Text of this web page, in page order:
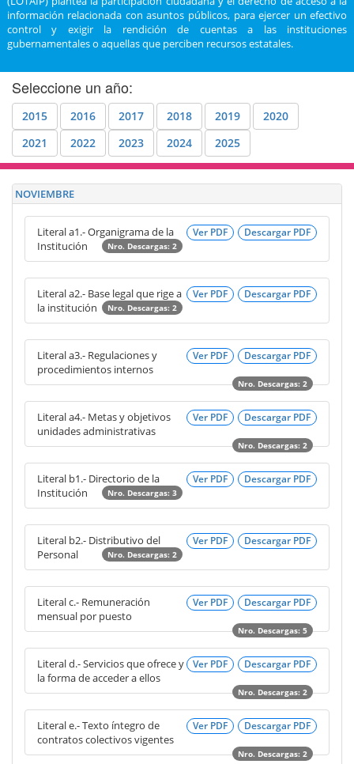
información relacionada con asuntos públicos, para ejercer un efectivo
control y exigir la rendición de cuentas a las instituciones
gubernamentales o aquellas que perciben recursos estatales.
Seleccione un año:
2015 2016 2017 2018 2019
2020
2021
2022 2023 2024 2025
NOVIEMBRE
Descargar PDF
Ver PDF
Literal a1.- Organigrama de la
Institución
Nro. Descargas: 2
Descargar PDF
Ver PDF
Literal a2.- Base legal que rige a
la institución
Nro. Descargas: 2
Descargar PDF
Ver PDF
Literal a3.- Regulaciones y
procedimientos internos
Nro. Descargas: 2
Descargar PDF
Ver PDF
Literal a4.- Metas y objetivos
unidades administrativas
Nro. Descargas: 2
Descargar PDF
Ver PDF
Literal b1.- Directorio de la
Institución
Nro. Descargas: 3
Descargar PDF
Ver PDF
Literal b2.- Distributivo del
Personal
Nro. Descargas: 2
Descargar PDF
Ver PDF
Literal c.- Remuneración
mensual por puesto
Nro. Descargas: 5
Descargar PDF
Ver PDF
Literal d.- Servicios que ofrece y
la forma de acceder a ellos
Nro. Descargas: 2
Descargar PDF
Ver PDF
Literal e.- Texto íntegro de
contratos colectivos vigentes
Nro. Descargas: 2